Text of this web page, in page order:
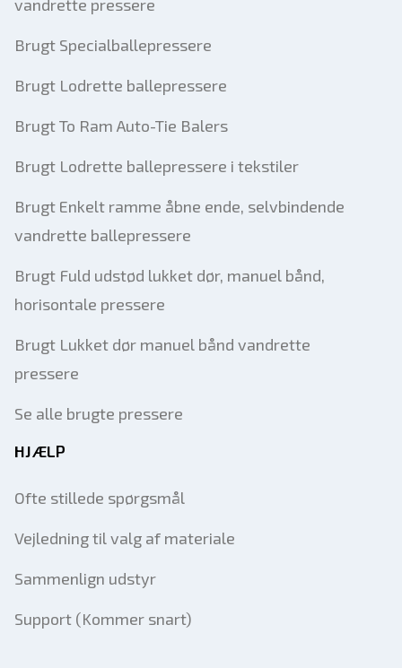
vandrette pressere
Brugt Specialballepressere
Brugt Lodrette ballepressere
Brugt To Ram Auto-Tie Balers
Brugt Lodrette ballepressere i tekstiler
Brugt Enkelt ramme åbne ende, selvbindende
vandrette ballepressere
Brugt Fuld udstød lukket dør, manuel bånd,
horisontale pressere
Brugt Lukket dør manuel bånd vandrette
pressere
Se alle brugte pressere
HJÆLP
Ofte stillede spørgsmål
Vejledning til valg af materiale
Sammenlign udstyr
Support (Kommer snart)